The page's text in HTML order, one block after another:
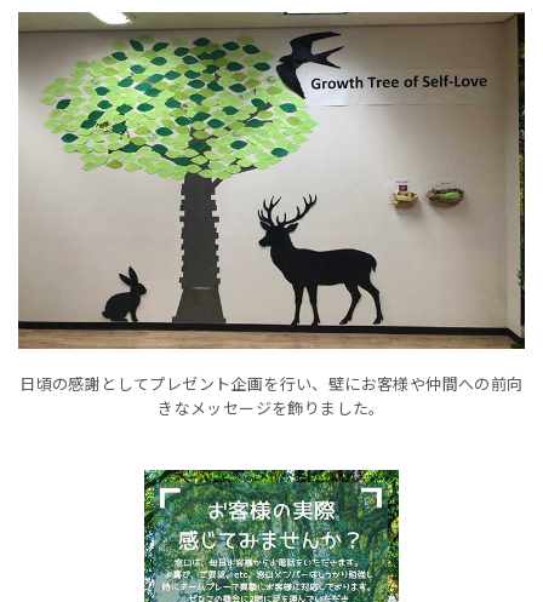
日頃の感謝としてプレゼント企画を行い、壁にお客様や仲間への前向
きなメッセージを飾りました。